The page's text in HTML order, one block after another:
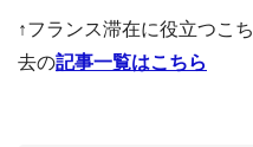
↑フランス滞在に役立つこ
去の記事一覧はこちら